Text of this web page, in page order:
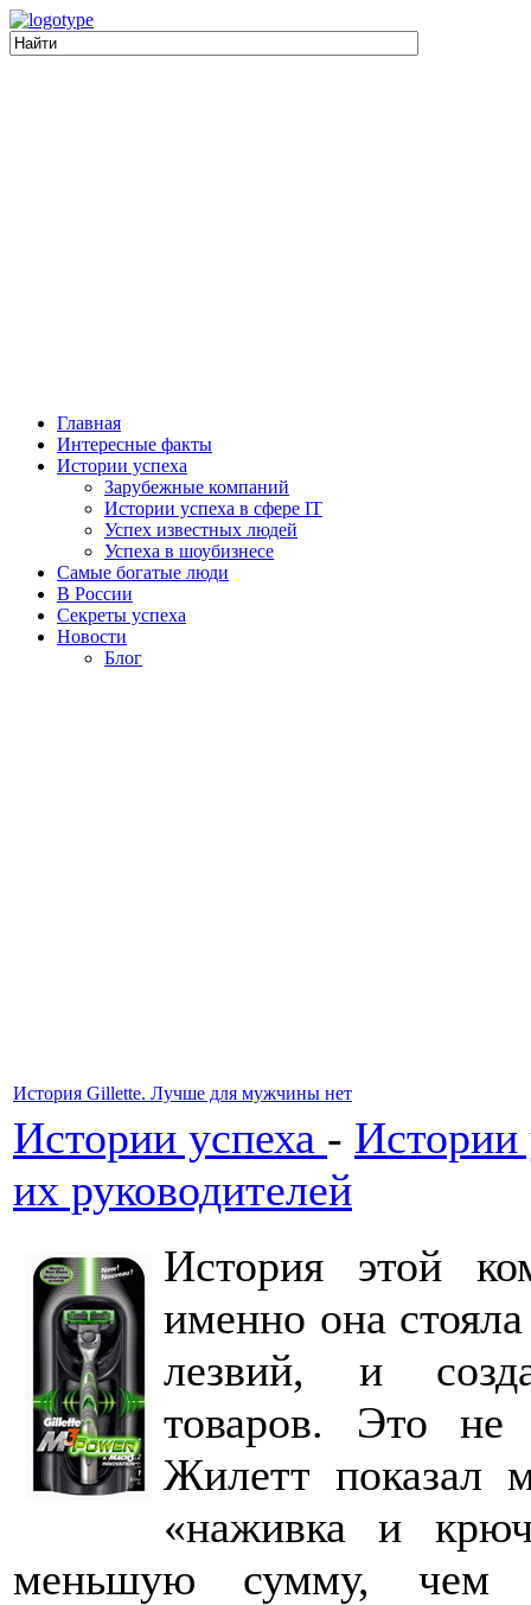
Главная
Интересные факты
Истории успеха
Зарубежные компаний
Истории успеха в сфере IT
Успех известных людей
Успеха в шоубизнесе
Самые богатые люди
В России
Секреты успеха
Новости
Блог
История Gillette. Лучше для мужчины нет
Истории успеха - Истории
их руководителей
История этой
именно она
лезвий, и
товаров. Это
Жилетт показал
«наживка и
меньшую сумму, чем